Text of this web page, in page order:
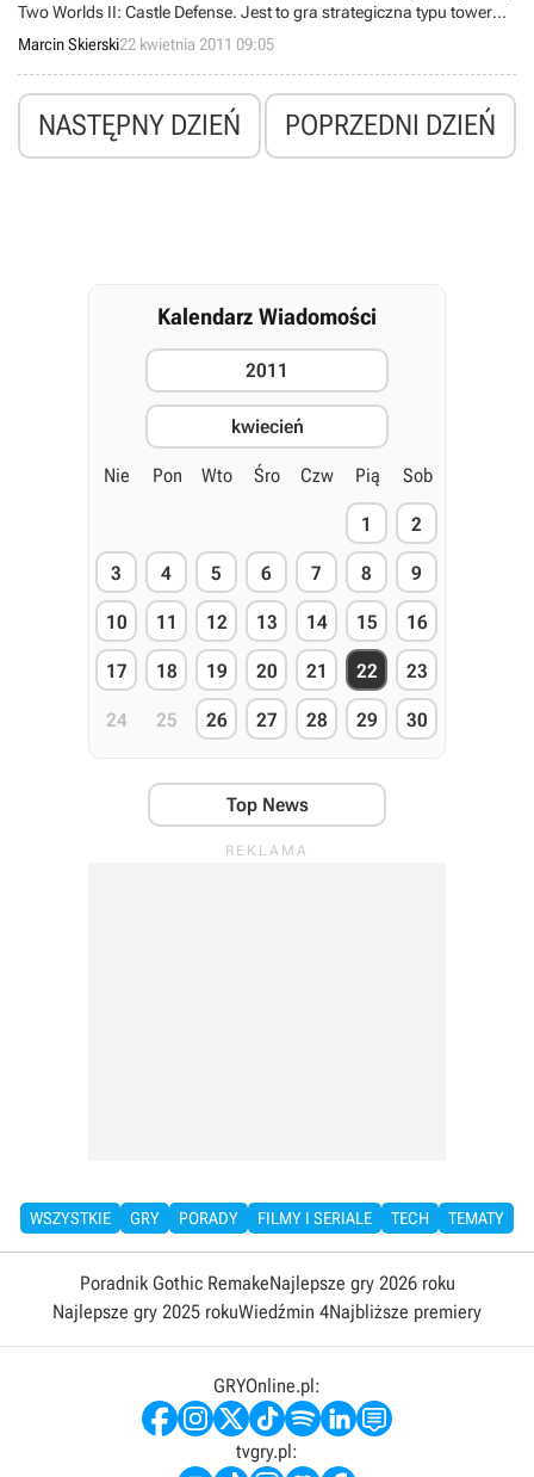
Two Worlds II: Castle Defense. Jest to gra strategiczna typu tower
defense autorstwa Reality Pump, której próbna edycja została
udostępniona posiadaczom pecetów pod koniec ubiegłego roku.
Marcin Skierski22 kwietnia 2011 09:05
NASTĘPNY DZIEŃ POPRZEDNI DZIEŃ
Kalendarz Wiadomości
2011
kwiecień
Nie Pon Wto Śro Czw Pią Sob
1 2
3 4 5 6 7 8 9
10 11 12 13 14 15 16
17 18 19 20 21 22 23
24 25 26 27 28 29 30
Top News
WSZYSTKIE GRY PORADY FILMY I SERIALE TECH TEMATY
Poradnik Gothic RemakeNajlepsze gry 2026 roku
Najlepsze gry 2025 rokuWiedźmin 4Najbliższe premiery
GRYOnline.pl:
tvgry.pl: